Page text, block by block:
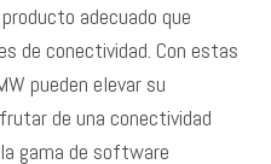
adecuado que
de conectividad. Con estas
pueden elevar su
de una conectividad
gama de software